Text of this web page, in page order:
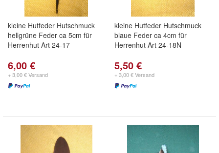
kleine Hutfeder Hutschmuck
hellgrüne Feder ca 5cm für
Herrenhut Art 24-17
6,00 €
+ 3,00 € Versand
kleine Hutfeder Hutschmuck
blaue Feder ca 4cm für
Herrenhut Art 24-18N
5,50 €
+ 3,00 € Versand